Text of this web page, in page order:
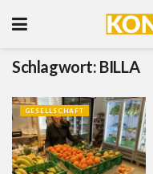
Schlagwort: BILLA
GESELLSCHAFT